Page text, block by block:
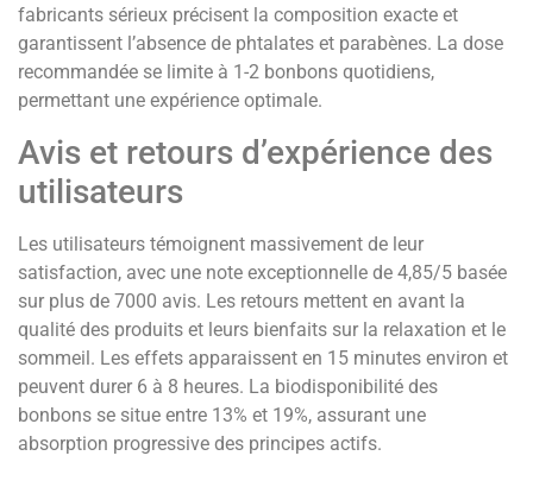
fabricants sérieux précisent la composition exacte et
garantissent l’absence de phtalates et parabènes. La dose
recommandée se limite à 1-2 bonbons quotidiens,
permettant une expérience optimale.
Avis et retours d’expérience des
utilisateurs
Les utilisateurs témoignent massivement de leur
satisfaction, avec une note exceptionnelle de 4,85/5 basée
sur plus de 7000 avis. Les retours mettent en avant la
qualité des produits et leurs bienfaits sur la relaxation et le
sommeil. Les effets apparaissent en 15 minutes environ et
peuvent durer 6 à 8 heures. La biodisponibilité des
bonbons se situe entre 13% et 19%, assurant une
absorption progressive des principes actifs.